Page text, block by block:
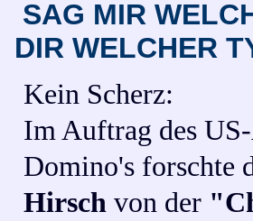
SAG MIR
DIR WELCHER
Kein Scherz:
Im Auftrag des
Domino's forschte
Hirsch von der